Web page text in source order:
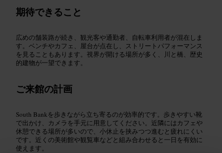
期待できること
広めの舗装路が続き、観光客や通勤者、自転車利用者が混在しま
す。ベンチやカフェ、屋台が点在し、ストリートパフォーマンス
を見ることもあります。視界が開ける場所が多く、川と橋、歴史
的建物が一望できます。
ご来館の計画
South Bankを歩きながら立ち寄るのが効率的です。歩きやすい靴
で出かけ、カメラを手元に用意してください。近隣にはカフェや
休憩できる場所が多いので、小休止を挟みつつ進むと疲れにくい
です。近くの美術館や観覧車などと組み合わせると一日を有効に
使えます。